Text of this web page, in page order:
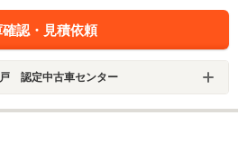
認・見積依頼
認定中古車センター